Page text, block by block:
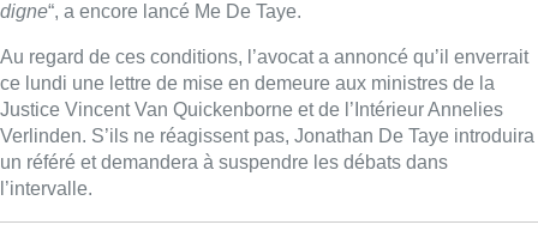
digne“, a encore lancé Me De Taye.
Au regard de ces conditions, l’avocat a annoncé qu’il enverrait
ce lundi une lettre de mise en demeure aux ministres de la
Justice Vincent Van Quickenborne et de l’Intérieur Annelies
Verlinden. S’ils ne réagissent pas, Jonathan De Taye introduira
un référé et demandera à suspendre les débats dans
l’intervalle.